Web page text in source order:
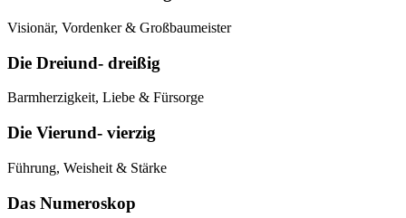
Visionär, Vordenker & Großbaumeister
Die Dreiund- dreißig
Barmherzigkeit, Liebe & Fürsorge
Die Vierund- vierzig
Führung, Weisheit & Stärke
Das Numeroskop